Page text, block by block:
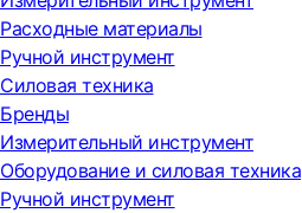
Расходные материалы
Ручной инструмент
Силовая техника
Бренды
Измерительный инструмент
Оборудование и силовая техника
Ручной инструмент